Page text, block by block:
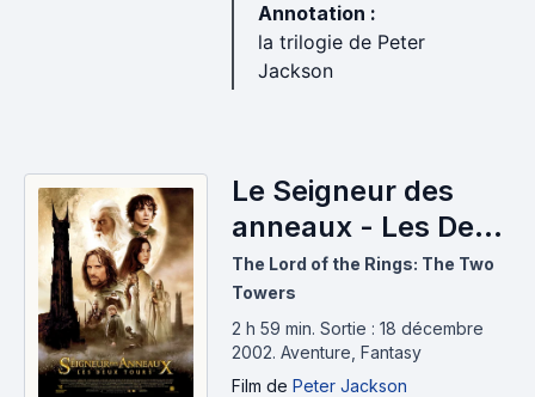
Annotation :
la trilogie de Peter
Jackson
Le Seigneur des
anneaux - Les Deux
Tours (2002)
The Lord of the Rings: The Two
Towers
2 h 59 min. Sortie : 18 décembre
2002. Aventure, Fantasy
Film de Peter Jackson